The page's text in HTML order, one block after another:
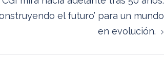
el futuro’ para un mundo
en evolución.